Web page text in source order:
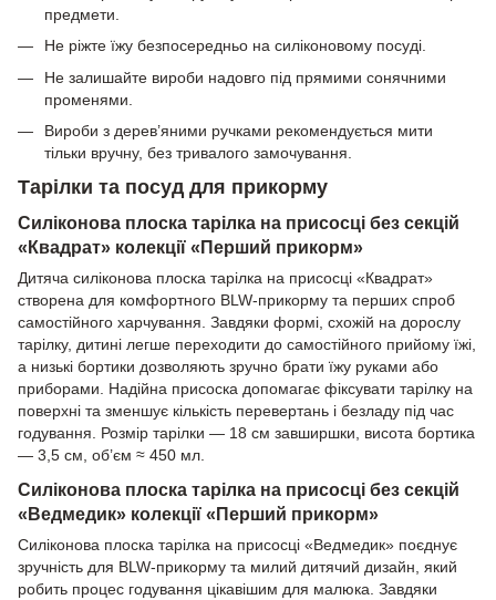
предмети.
Не ріжте їжу безпосередньо на силіконовому посуді.
Не залишайте вироби надовго під прямими сонячними
променями.
Вироби з дерев’яними ручками рекомендується мити
тільки вручну, без тривалого замочування.
Тарілки та посуд для прикорму
Силіконова плоска тарілка на присосці без секцій
«Квадрат» колекції «Перший прикорм»
Дитяча силіконова плоска тарілка на присосці «Квадрат»
створена для комфортного BLW-прикорму та перших спроб
самостійного харчування. Завдяки формі, схожій на дорослу
тарілку, дитині легше переходити до самостійного прийому їжі,
а низькі бортики дозволяють зручно брати їжу руками або
приборами. Надійна присоска допомагає фіксувати тарілку на
поверхні та зменшує кількість перевертань і безладу під час
годування. Розмір тарілки — 18 см завширшки, висота бортика
— 3,5 см, об’єм ≈ 450 мл.
Силіконова плоска тарілка на присосці без секцій
«Ведмедик» колекції «Перший прикорм»
Силіконова плоска тарілка на присосці «Ведмедик» поєднує
зручність для BLW-прикорму та милий дитячий дизайн, який
робить процес годування цікавішим для малюка. Завдяки